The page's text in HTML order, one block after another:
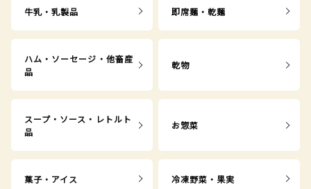
牛乳・乳製品 即席麺・乾麺
ハム・ソーセージ・他畜産
品
乾物
スープ・ソース・レトルト
品
お惣菜
菓子・アイス 冷凍野菜・果実